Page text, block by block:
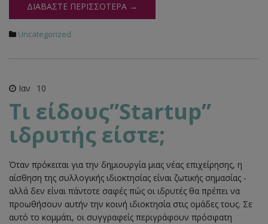
ΔΙΑΒΆΣΤΕ ΠΕΡΙΣΣΌΤΕΡΑ →
Uncategorized
Ιαν 10
Τι είδους”Startup”
ιδρυτής είστε;
Όταν πρόκειται για την δημιουργία μιας νέας επιχείρησης, η
αίσθηση της συλλογικής ιδιοκτησίας είναι ζωτικής σημασίας -
αλλά δεν είναι πάντοτε σαφές πώς οι ιδρυτές θα πρέπει να
προωθήσουν αυτήν την κοινή ιδιοκτησία στις ομάδες τους. Σε
αυτό το κομμάτι, οι συγγραφείς περιγράφουν πρόσφατη